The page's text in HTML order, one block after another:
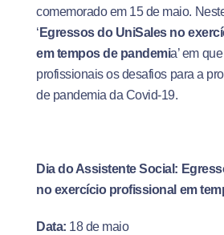
comemorado em 15 de maio.
‘ Egressos do UniSales no
em tempos de pandemia’ em
profissionais os desafios para a
de pandemia da Covid-19.
Dia do Assistente Social:
no exercício profissional em
Data: 18 de maio